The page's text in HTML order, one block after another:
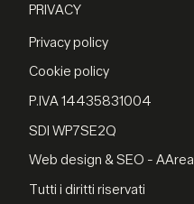
PRIVACY
Privacy policy
Cookie policy
P.IVA 14435831004
SDI WP7SE2Q
Web design & SEO - AArea
Tutti i diritti riservati